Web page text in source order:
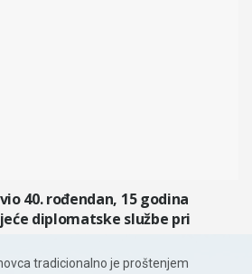
40. rođendan, 15 godina
diplomatske službe pri
tradicionalno je proštenjem